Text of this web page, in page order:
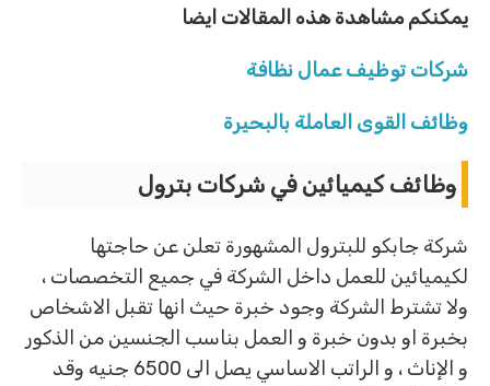
يمكنكم مشاهدة هذه المقالات ايضا
شركات توظيف عمال نظافة
وظائف القوى العاملة بالبحيرة
وظائف كيميائين في شركات بترول
شركة جابكو للبترول المشهورة تعلن عن حاجتها
لكيميائين للعمل داخل الشركة في جميع التخصصات ،
ولا تشترط الشركة وجود خبرة حيث انها تقبل الاشخاص
بخبرة او بدون خبرة و العمل بناسب الجنسين من الذكور
و الإناث ، و الراتب الاساسي يصل الى 6500 جنيه وقد